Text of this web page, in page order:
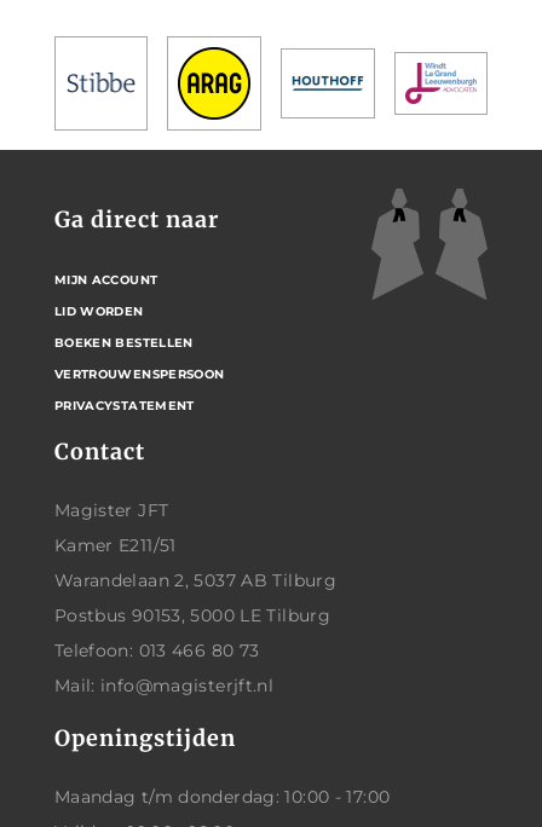
Contact
Magister JFT
Kamer E211/51
Warandelaan 2, 5037 AB Tilburg
Postbus 90153, 5000 LE Tilburg
Telefoon: 013 466 80 73
Mail: info@magisterjft.nl
Openingstijden
Maandag t/m donderdag: 10:00 - 17:00
Ga direct naar
MIJN ACCOUNT
LID WORDEN
BOEKEN BESTELLEN
VERTROUWENSPERSOON
PRIVACYSTATEMENT